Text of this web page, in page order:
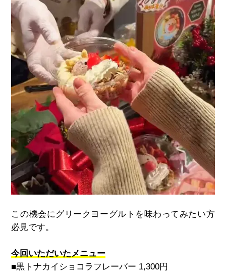
この機会にグリークヨーグルトを味わってみたい方
必見です。
今回いただいたメニュー
■黒トナカイショコラフレーバー 1,300円